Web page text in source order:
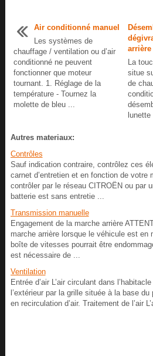
Air conditionné manuel
Les systèmes de
chauffage / ventilation ou d’air
conditionné ne peuvent
fonctionner que moteur
tournant. 1. Réglage de la
température - Tournez la
molette de bleu ...
arrière
La
situe
de
lunette
Autres materiaux:
Contrôles
Sauf indication contraire, contrôlez ces
carnet d’entretien et en fonction de votre
contrôler par le réseau CITROËN ou par
batterie est sans entretie ...
Transmission manuelle
Engagement de la marche arrière
marche arrière lorsque le véhicule est en
boîte de vitesses pourrait être
est nécessaire de ...
Ventilation
Entrée d’air L’air circulant dans
l’extérieur par la grille située à la base du
en recirculation d’air. Traitement de l’air